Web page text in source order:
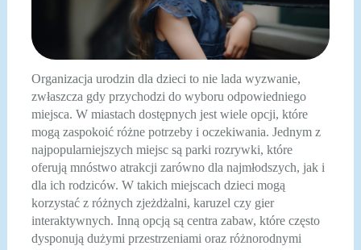
Organizacja urodzin dla dzieci to nie lada wyzwanie,
zwłaszcza gdy przychodzi do wyboru odpowiedniego
miejsca. W miastach dostępnych jest wiele opcji, które
mogą zaspokoić różne potrzeby i oczekiwania. Jednym z
najpopularniejszych miejsc są parki rozrywki, które
oferują mnóstwo atrakcji zarówno dla najmłodszych, jak i
dla ich rodziców. W takich miejscach dzieci mogą
korzystać z różnych zjeżdżalni, karuzel czy gier
interaktywnych. Inną opcją są centra zabaw, które często
dysponują dużymi przestrzeniami oraz różnorodnymi